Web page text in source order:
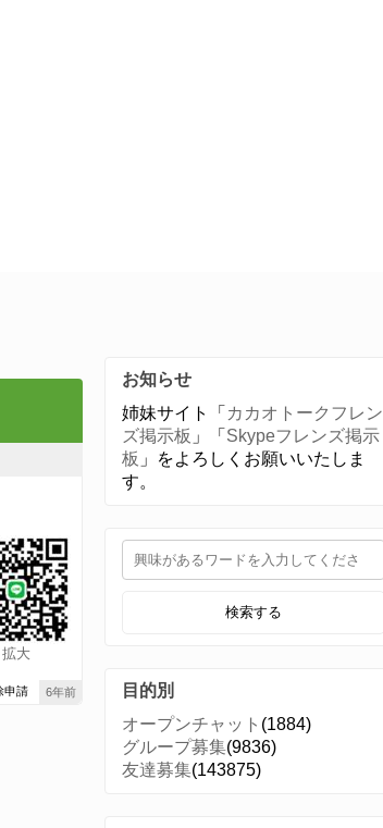
拡大
6年前
申請
お知らせ
姉妹サイト「 カカオトークフレン
ズ掲示板 」「 Skypeフレンズ掲示
板 」をよろしくお願いいたしま
す。
検索する
目的別
オープンチャット (1884)
グループ募集(9836)
友達募集(143875)